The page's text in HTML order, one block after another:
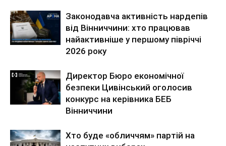
Законодавча активність нардепів
від Вінниччини: хто працював
найактивніше у першому півріччі
2026 року
Директор Бюро економічної
безпеки Цивінський оголосив
конкурс на керівника БЕБ
Вінниччини
Хто буде «обличчям» партій на